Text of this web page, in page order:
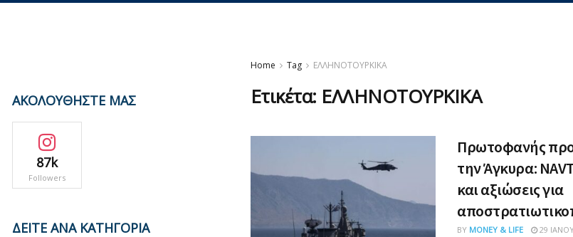
Home Tag ΕΛΛΗΝΟΤΟΥΡΚΙΚΑ
Ετικέτα: ΕΛΛΗΝΟΤΟΥΡΚΙΚΑ
Πρωτοφανής
την Άγκυρα:
και αξιώσεις για
BY MONEY & LIFE 29
ΑΚΟΛΟΥΘΗΣΤΕ ΜΑΣ
87k
Followers
ΔΕΙΤΕ ΑΝΑ ΚΑΤΗΓΟΡΙΑ